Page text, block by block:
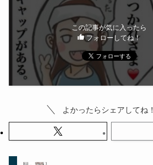
この記事が気に入ったら
フォローしてね！
よかったらシェアしてね！